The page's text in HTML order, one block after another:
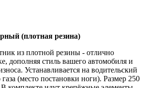
(плотная резина)
из плотной резины - отлично
дополняя стиль вашего автомобиля и
Устанавливается на водительский
(место постановки ноги). Размер 250